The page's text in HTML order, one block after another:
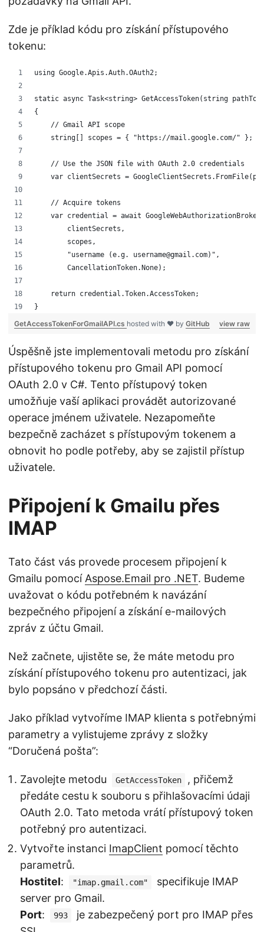
Zde je příklad kódu pro získání přístupového
tokenu:
using Google.Apis.Auth.OAuth2;
static async Task<string> GetAccessToken(string
{
    // Gmail API scope
    string[] scopes = { "https://mail.google.com/" };
    // Use the JSON file with OAuth 2.0 credentials
var clientSecrets =
    // Acquire tokens
var credential = await
        clientSecrets,
        scopes,
        "username (e.g. username@gmail.com)",
        CancellationToken.None);
    return credential.Token.AccessToken;
}
view raw
GetAccessTokenForGmailAPI.cs hosted with ❤ by GitHub
Úspěšně jste implementovali metodu pro získání
přístupového tokenu pro Gmail API pomocí
OAuth 2.0 v C#. Tento přístupový token
umožňuje vaší aplikaci provádět autorizované
operace jménem uživatele. Nezapomeňte
bezpečně zacházet s přístupovým tokenem a
obnovit ho podle potřeby, aby se zajistil přístup
uživatele.
Připojení k Gmailu přes
IMAP
Tato část vás provede procesem připojení k
Gmailu pomocí Aspose.Email pro .NET. Budeme
uvažovat o kódu potřebném k navázání
bezpečného připojení a získání e-mailových
zpráv z účtu Gmail.
Než začnete, ujistěte se, že máte metodu pro
získání přístupového tokenu pro autentizaci, jak
bylo popsáno v předchozí části.
Jako příklad vytvoříme IMAP klienta s potřebnými
parametry a vylistujeme zprávy z složky
“Doručená pošta”:
Zavolejte metodu GetAccessToken
, přičemž
předáte cestu k souboru s přihlašovacími údaji
OAuth 2.0. Tato metoda vrátí přístupový token
potřebný pro autentizaci.
Vytvořte instanci ImapClient pomocí těchto
parametrů.
Hostitel: "imap.gmail.com"
specifikuje IMAP
server pro Gmail.
Port: 993
je zabezpečený port pro IMAP přes